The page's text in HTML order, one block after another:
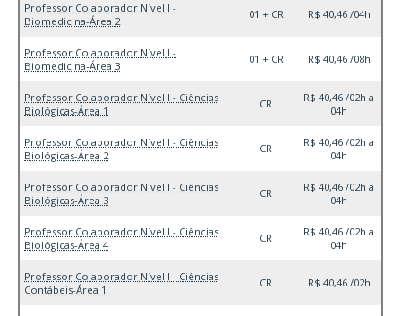
Professor Colaborador Nível I -
Biomedicina-Área 2
01 + CR R$ 40,46 /04h
Professor Colaborador Nível I -
Biomedicina-Área 3
01 + CR R$ 40,46 /08h
Professor Colaborador Nível I - Ciências
Biológicas-Área 1
CR
R$ 40,46 /02h a
04h
Professor Colaborador Nível I - Ciências
Biológicas-Área 2
CR
R$ 40,46 /02h a
04h
Professor Colaborador Nível I - Ciências
Biológicas-Área 3
CR
R$ 40,46 /02h a
04h
Professor Colaborador Nível I - Ciências
Biológicas-Área 4
CR
R$ 40,46 /02h a
04h
Professor Colaborador Nível I - Ciências
Contábeis-Área 1
CR R$ 40,46 /02h